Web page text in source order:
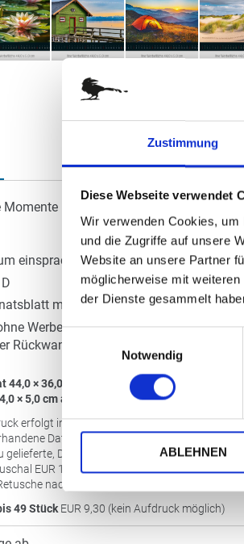
Zustimmung
Diese Webseite verwendet
Wir verwenden Cookies,
und die Zugriffe auf unsere
Website an unsere Partner
möglicherweise mit
der Dienste gesammelt
Einwilligungsauswahl
Notwendig
ABLEHNEN
Momente
einsprachig: D
mit inspirierendem Sinnspruch
Werbeaufdruck werden mit neutraler
Rückwand geliefert
× 36,0 cm
× 5,0 cm auf der verlängerten Rückwand
erfolgt in Schwarz oder 4c-Euroskala.
Datei 1:1, pro Datei
gelieferte, Datei 1:1, pro Datei
EUR29,90
EUR 15,00
nach Aufwand
49 Stück EUR 9,30 (kein Aufdruck möglich)